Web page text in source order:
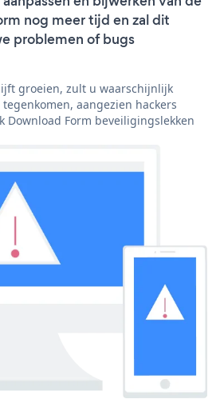
nog meer tijd en zal dit
problemen of bugs
groeien, zult u waarschijnlijk
aangezien hackers
Download Form beveiligingslekken